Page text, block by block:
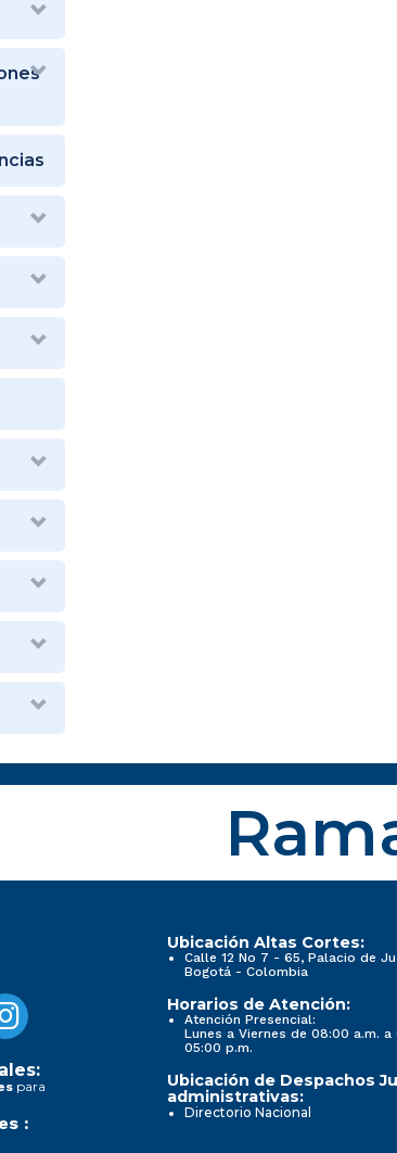
para
:
Ubicación Altas Cortes:
Calle 12 No 7 - 65, Palacio de
Bogotá - Colombia
Horarios de Atención:
Atención Presencial:
Lunes a Viernes de 08:00 a.m.
05:00 p.m.
Ubicación de Despachos
administrativas:
Directorio Nacional